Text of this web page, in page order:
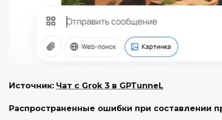
Источник: Чат с Grok 3 в GPTunneL
Распространенные ошибки при составлении